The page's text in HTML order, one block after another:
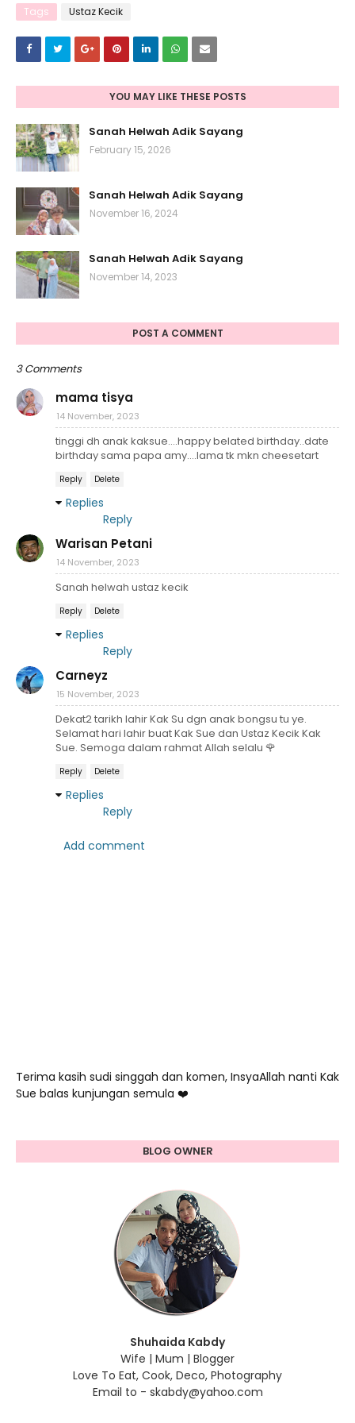
Tags Ustaz Kecik
YOU MAY LIKE THESE POSTS
Sanah Helwah Adik Sayang
February 15, 2026
Sanah Helwah Adik Sayang
November 16, 2024
Sanah Helwah Adik Sayang
November 14, 2023
POST A COMMENT
3 Comments
mama tisya
14 November, 2023
tinggi dh anak kaksue....happy belated birthday..date
birthday sama papa amy....lama tk mkn cheesetart
Reply Delete
Replies
Reply
Warisan Petani
14 November, 2023
Sanah helwah ustaz kecik
Reply Delete
Replies
Reply
Carneyz
15 November, 2023
Dekat2 tarikh lahir Kak Su dgn anak bongsu tu ye.
Selamat hari lahir buat Kak Sue dan Ustaz Kecik Kak
Sue. Semoga dalam rahmat Allah selalu 🌹
Reply Delete
Replies
Reply
Add comment
Terima kasih sudi singgah dan komen, InsyaAllah nanti Kak
Sue balas kunjungan semula ❤️
BLOG OWNER
Shuhaida Kabdy
Wife | Mum | Blogger
Love To Eat, Cook, Deco, Photography
Email to - skabdy@yahoo.com